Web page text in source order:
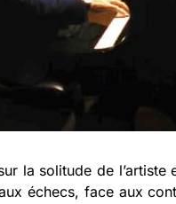
la solitude de
échecs, face aux